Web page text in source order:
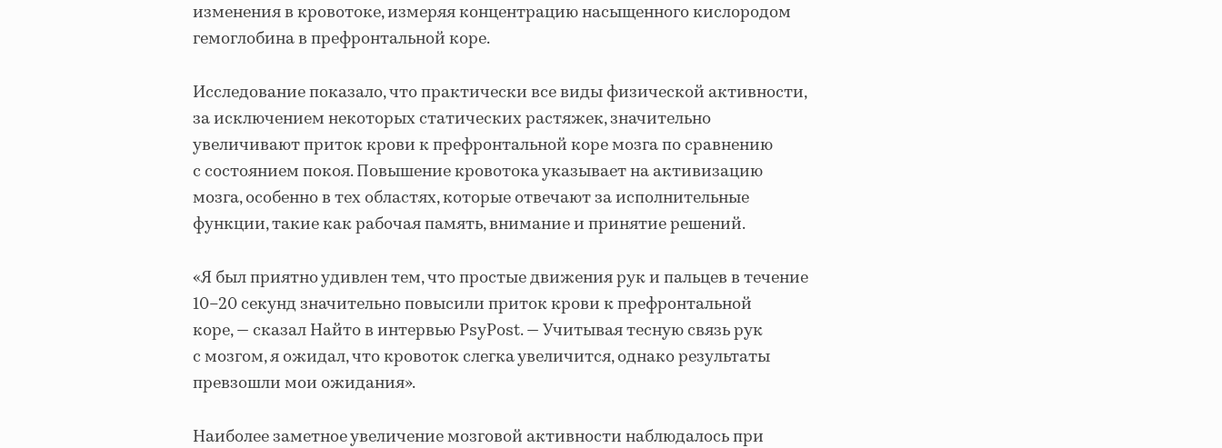
изменения в кровотоке, измеряя концентрацию насыщенного кислородом
гемоглобина в префронтальной коре.
Исследование показало, что практически все виды физической активности,
за исключением некоторых статических растяжек, значительно
увеличивают приток крови к префронтальной коре мозга по сравнению
с состоянием покоя. Повышение кровотока указывает на активизацию
мозга, особенно в тех областях, которые отвечают за исполнительные
функции, такие как рабочая память, внимание и принятие решений.
«Я был приятно удивлен тем, что простые движения рук и пальцев в течение
10–20 секунд значительно повысили приток крови к префронтальной
коре, — сказал Найто в интервью PsyPost. — Учитывая тесную связь рук
с мозгом, я ожидал, что кровоток слегка увеличится, однако результаты
превзошли мои ожидания».
Наиболее заметное увеличение мозговой активности наблюдалось при